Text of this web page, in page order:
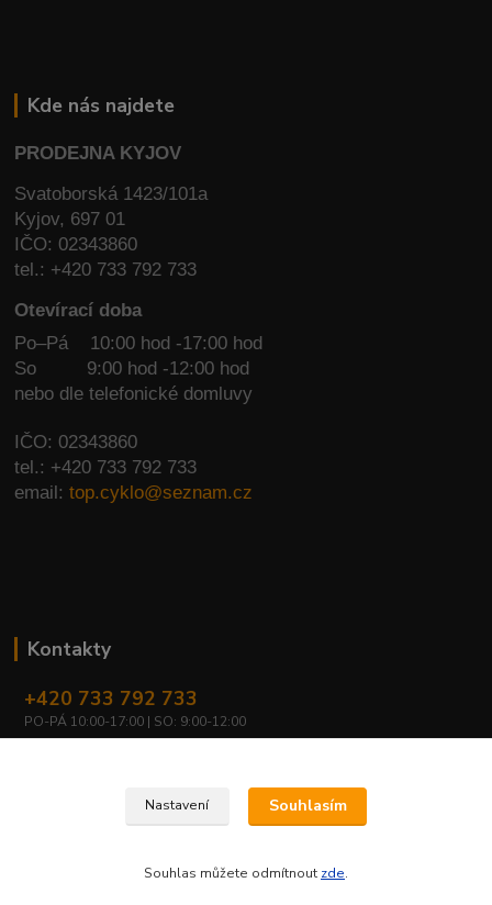
Kde nás najdete
PRODEJNA KYJOV
Svatoborská 1423/101a
Kyjov, 697 01
IČO: 02343860
tel.: +420 733 792 733
Otevírací doba
Po–Pá 10:00 hod -17:00 hod
So
9:00 hod -12:00 hod
nebo dle telefonické domluvy
IČO: 02343860
tel.: +420 733 792 733
email:top.cyklo@seznam.cz
Kontakty
+420 733 792 733
PO-PÁ 10:00-17:00 | SO: 9:00-12:00
Nastavení Souhlasím
Souhlas můžete odmítnout zde.